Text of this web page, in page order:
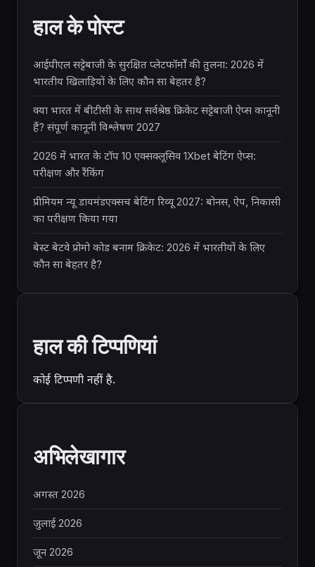
हाल के पोस्ट
आईपीएल सट्टेबाजी के सुरक्षित प्लेटफॉर्मों की तुलना: 2026 में
भारतीय खिलाड़ियों के लिए कौन सा बेहतर है?
क्या भारत में बीटीसी के साथ सर्वश्रेष्ठ क्रिकेट सट्टेबाजी ऐप्स कानूनी
हैं? संपूर्ण कानूनी विश्लेषण 2027
2026 में भारत के टॉप 10 एक्सक्लूसिव 1Xbet बेटिंग ऐप्स:
परीक्षण और रैंकिंग
प्रीमियम न्यू डायमंडएक्सच बेटिंग रिव्यू 2027: बोनस, ऐप, निकासी
का परीक्षण किया गया
बेस्ट बेटवे प्रोमो कोड बनाम क्रिकेट: 2026 में भारतीयों के लिए
कौन सा बेहतर है?
हाल की टिप्पणियां
कोई टिप्पणी नहीं है.
अभिलेखागार
अगस्त 2026
जुलाई 2026
जून 2026